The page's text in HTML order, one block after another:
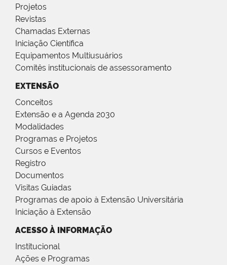
Projetos
Revistas
Chamadas Externas
Iniciação Científica
Equipamentos Multiusuários
Comitês institucionais de assessoramento
EXTENSÃO
Conceitos
Extensão e a Agenda 2030
Modalidades
Programas e Projetos
Cursos e Eventos
Registro
Documentos
Visitas Guiadas
Programas de apoio à Extensão Universitária
Iniciação à Extensão
ACESSO À INFORMAÇÃO
Institucional
Ações e Programas